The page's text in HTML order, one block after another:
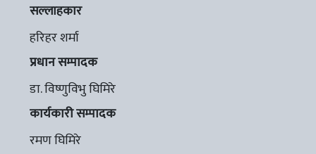
सल्लाहकार
हरिहर शर्मा
प्रधान सम्पादक
डा. विष्णुविभु घिमिरे
कार्यकारी सम्पादक
रमण घिमिरे